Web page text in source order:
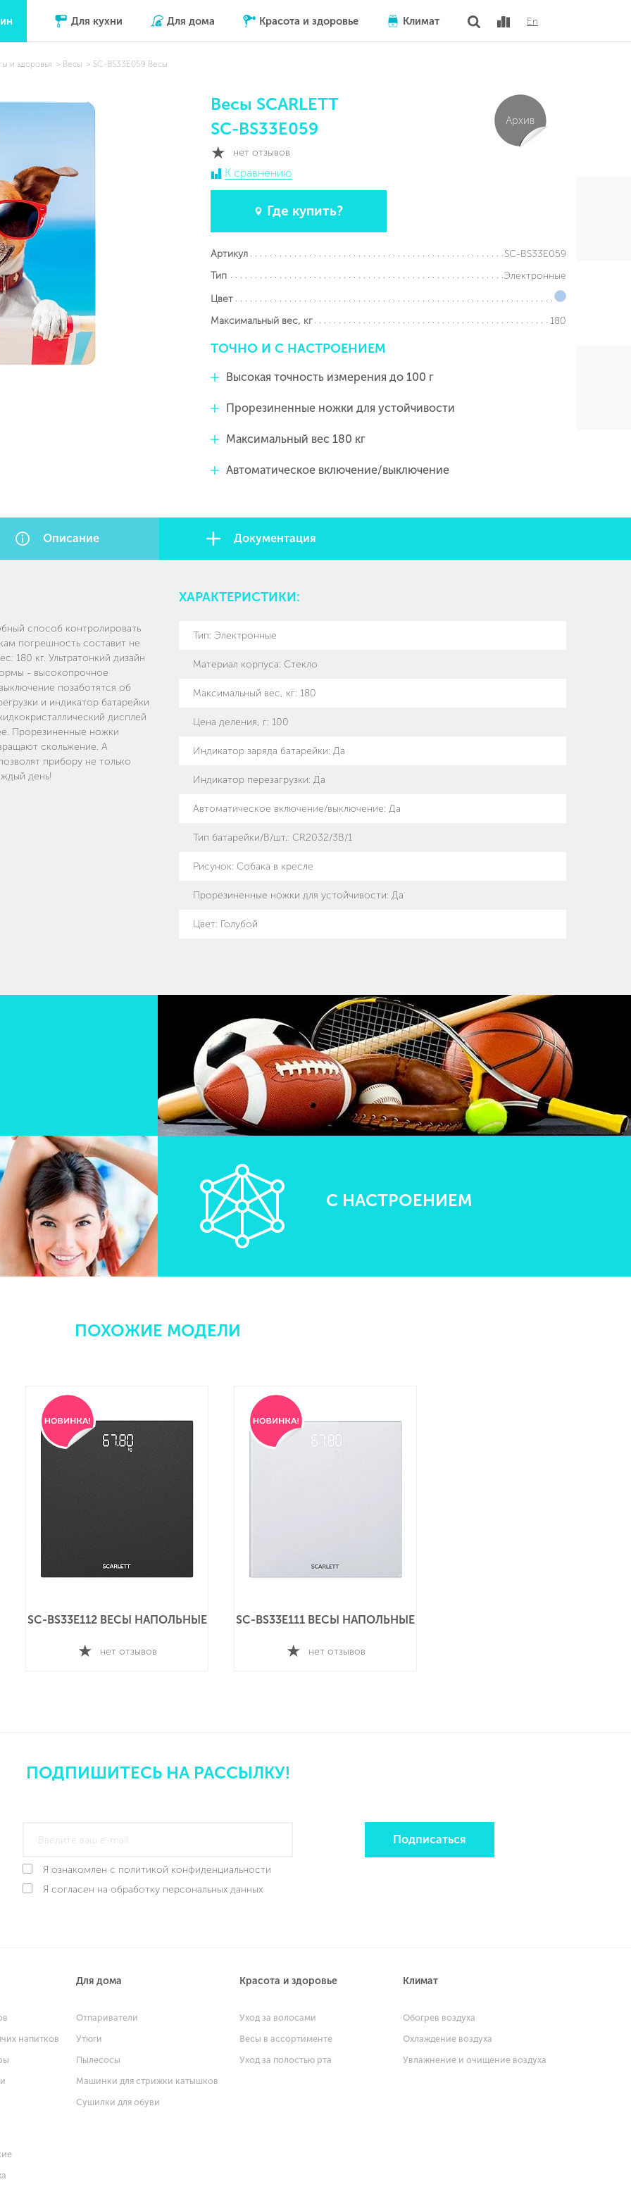
Для кухни Для дома Красота и здоровье Климат En
и здоровья Весы SC-BS33E059 Весы
Весы SCARLETT
SC-BS33E059
нет отзывов
К сравнению
Где купить?
Архив
Артикул
SC-BS33E059
Тип
Электронные
Цвет
Максимальный вес, кг
180
ТОЧНО И С НАСТРОЕНИЕМ
Высокая точность измерения до 100 г
Прорезиненные ножки для устойчивости
Максимальный вес 180 кг
Автоматическое включение/выключение
Описание Документация
способ контролировать
погрешность составит не
180 кг. Ультратонкий дизайн
- высокопрочное
позаботятся об
и индикатор батарейки
дисплей
Прорезиненные ножки
скольжение. А
прибору не только
день!
ХАРАКТЕРИСТИКИ:
Тип: Электронные
Материал корпуса: Стекло
Максимальный вес, кг: 180
Цена деления, г: 100
Индикатор заряда батарейки: Да
Индикатор перезагрузки: Да
Автоматическое включение/выключение: Да
Тип батарейки/B/шт.: CR2032/3B/1
Рисунок: Собака в кресле
Прорезиненные ножки для устойчивости: Да
Цвет: Голубой
С НАСТРОЕНИЕМ
ПОХОЖИЕ МОДЕЛИ
SC-BS33E112 ВЕСЫ НАПОЛЬНЫЕ
нет отзывов
SC-BS33E111 ВЕСЫ НАПОЛЬНЫЕ
нет отзывов
ПОДПИШИТЕСЬ НА РАССЫЛКУ!
Я ознакомлен с политикой конфиденциальности
Я согласен на обработку персональных данных
Подписаться
напитков
Для дома
Отпариватели
Утюги
Пылесосы
Машинки для стрижки катышков
Сушилки для обуви
Красота и здоровье
Уход за волосами
Весы в ассортименте
Уход за полостью рта
Климат
Обогрев воздуха
Охлаждение воздуха
Увлажнение и очищение воздуха